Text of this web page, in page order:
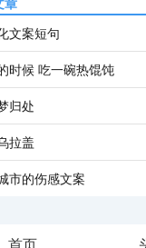
章
文案短句
时候 吃一碗热馄饨
归处
拉盖
市的伤感文案
首页